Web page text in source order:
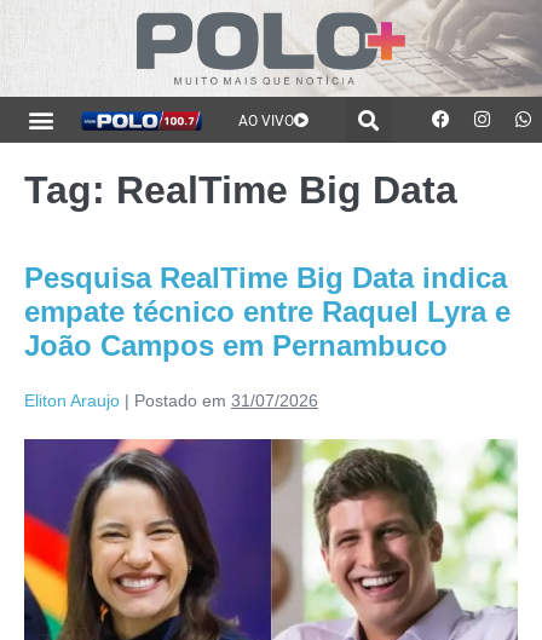
AO VIVO
Tag: RealTime Big Data
Pesquisa RealTime Big Data indica
empate técnico entre Raquel Lyra e
João Campos em Pernambuco
Eliton Araujo | Postado em 31/07/2026